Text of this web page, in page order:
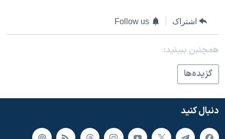
اشتراک Follow us
همچنبن ببینید:
گزيده‌ها
دنبال کنید